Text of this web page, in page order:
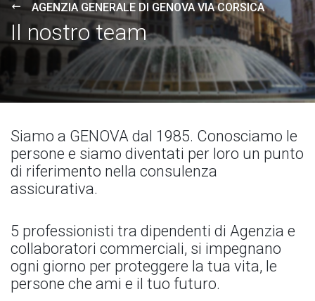
AGENZIA GENERALE DI GENOVA VIA CORSICA
Il nostro team
Siamo a GENOVA dal 1985. Conosciamo le
persone e siamo diventati per loro un punto
di riferimento nella consulenza
assicurativa.
5 professionisti tra dipendenti di Agenzia e
collaboratori commerciali, si impegnano
ogni giorno per proteggere la tua vita, le
persone che ami e il tuo futuro.